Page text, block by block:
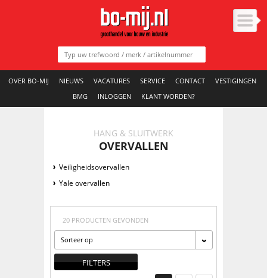
OVER BO-MIJ NIEUWS VACATURES SERVICE CONTACT
VESTIGINGEN
BMG
INLOGGEN KLANT WORDEN?
HANG & SLUITWERK
OVERVALLEN
Veiligheidsovervallen
Yale overvallen
20 PRODUCTEN GEVONDEN
Sorteer op
FILTERS